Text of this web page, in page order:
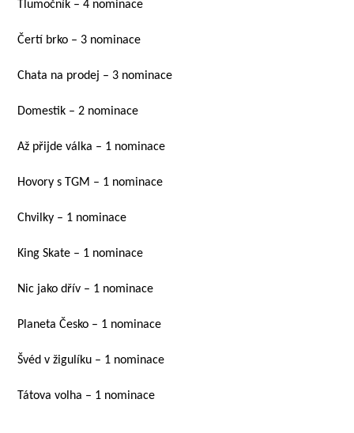
Tlumočník – 4 nominace
Čertí brko – 3 nominace
Chata na prodej – 3 nominace
Domestik – 2 nominace
Až přijde válka – 1 nominace
Hovory s TGM – 1 nominace
Chvilky – 1 nominace
King Skate – 1 nominace
Nic jako dřív – 1 nominace
Planeta Česko – 1 nominace
Švéd v žigulíku – 1 nominace
Tátova volha – 1 nominace